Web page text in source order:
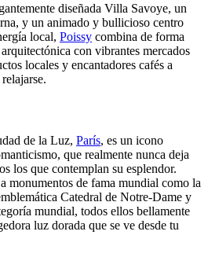
diseñada Villa Savoye, un
y un animado y bullicioso centro
local, Poissy combina de forma
con vibrantes mercados
locales y encantadores cafés a
de la Luz, París, es un icono
que realmente nunca deja
los que contemplan su esplendor.
monumentos de fama mundial como la
Catedral de Notre-Dame y
mundial, todos ellos bellamente
luz dorada que se ve desde tu